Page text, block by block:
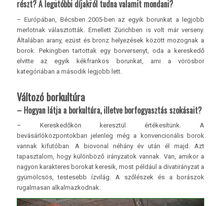
részt? A legutóbbi díjakról tudna valamit mondani?
– Európában, Bécsben 2005-ben az egyik borunkat a legjobb
merlotnak választották. Emellett Zürichben is volt már verseny.
Általában arany, ezüst és bronz helyezések között mozognak a
borok. Pekingben tartottak egy borversenyt, oda a kereskedő
elvitte az egyik kékfrankos borunkat, ami a vörösbor
kategóriában a második legjobb lett.
Változó borkultúra
– Hogyan látja a borkultúra, illetve borfogyasztás szokásait?
– Kereskedőkön keresztül értékesítünk. A
bevásárlóközpontokban jelenleg még a konvencionális borok
vannak kifutóban. A biovonal néhány év után él majd. Azt
tapasztalom, hogy különböző irányzatok vannak. Van, amikor a
nagyon karakteres borokat keresik, most például a divatirányzat a
gyümölcsös, testesebb ízvilág. A szőlészek és a borászok
rugalmasan alkalmazkodnak.